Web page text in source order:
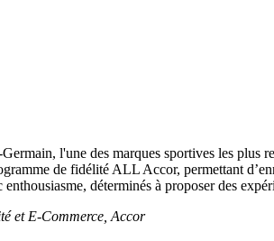
l'une des marques sportives les
de fidélité ALL Accor, permettant
déterminés à proposer des
et E-Commerce, Accor